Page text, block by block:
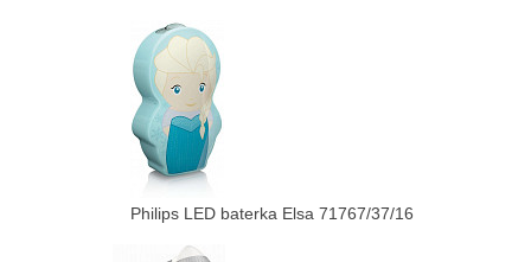
Philips LED baterka Elsa 71767/37/16